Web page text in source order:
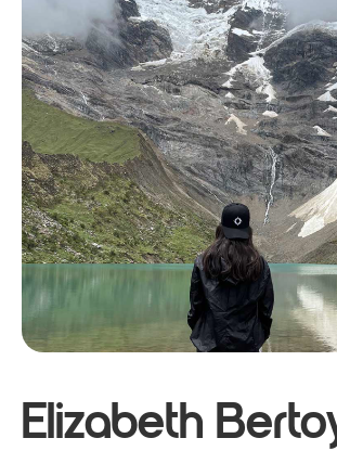
Elizabeth